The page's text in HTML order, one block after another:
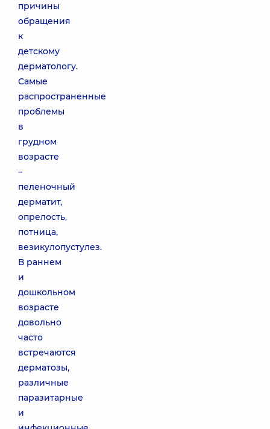
причины
обращения
к
детскому
дерматологу.
Самые
распространенные
проблемы
в
грудном
возрасте
–
пеленочный
дерматит,
опрелость,
потница,
везикулопустулез.
В раннем
и
дошкольном
возрасте
довольно
часто
встречаются
дерматозы,
различные
паразитарные
и